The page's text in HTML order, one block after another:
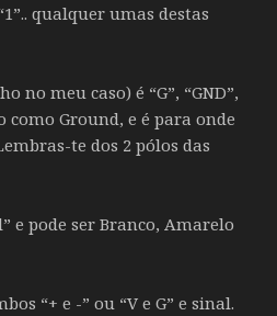
qualquer umas destas
no meu caso) é “G”, “GND”,
como Ground, e é para onde
te dos 2 pólos das
e pode ser Branco, Amarelo
“+ e -” ou “V e G” e sinal.